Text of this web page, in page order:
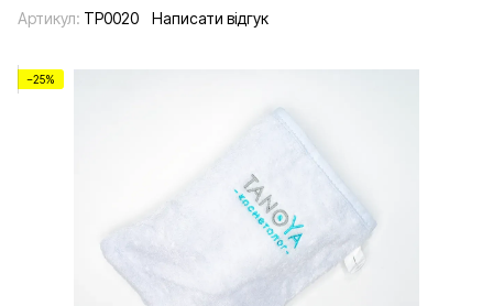
Артикул: TP0020 Написати відгук
−25%